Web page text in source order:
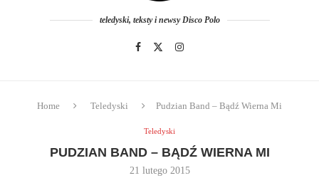
teledyski, teksty i newsy Disco Polo
Home Teledyski Pudzian Band – Bądź Wierna Mi
Teledyski
PUDZIAN BAND – BĄDŹ WIERNA MI
21 lutego 2015